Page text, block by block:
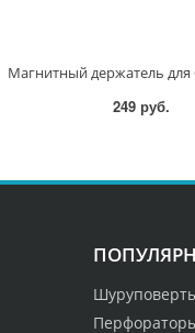
249 руб.